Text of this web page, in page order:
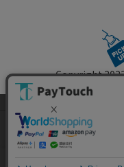
Copyright
Powered by
当ウェブサイトでは、お
をご提供するため、クッ
サイト利用を継続するこ